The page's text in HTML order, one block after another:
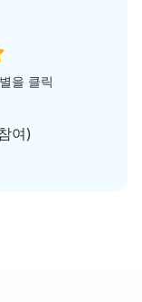
을 클릭
여)